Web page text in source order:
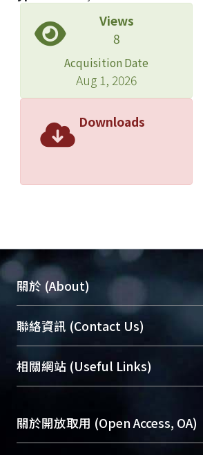
Views
8
Acquisition Date
Aug 1, 2026
Downloads
關於 (About)
臺大位居世界頂尖大學之列，為
展現本校豐碩的研究成果及學術
機構典藏（NTUR）與學術庫（AH
台，成為臺大學術典藏NTU
成果。
To permanently archive and
聯絡資訊 (Contact Us)
總館學科館員(Main Library)
醫學圖書館學科館員(Medical
Sciences Library)
相關網站 (Useful Links)
關於開放取用 (Open Access, OA)